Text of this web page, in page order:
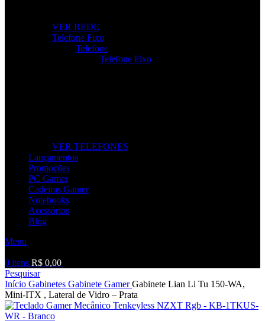
VER REDE
Telefone Fixo
Telefone
Telefone Fixo
VER TELEFONES
Lançamentos
Promoções
PC Gamer
Cadeiras Gamer
Notebooks
Acessórios
Blog
Menu
0 itens R$ 0,00
Pesquisar
Início Gabinetes Gabinete GamerGabinete Lian Li Tu 150-WA,
Mini-ITX , Lateral de Vidro – Prata